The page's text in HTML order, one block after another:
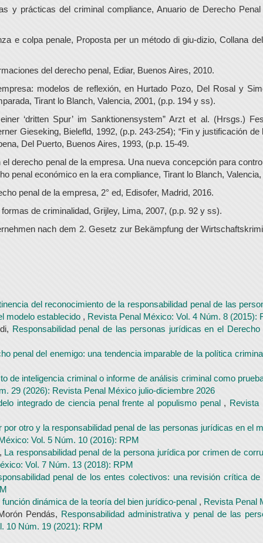
y prácticas del criminal compliance, Anuario de Derecho
e colpa penale, Proposta per un método di giu-dizio, Collana
del derecho penal, Ediar, Buenos Aires, 2010.
modelos de reflexión, en Hurtado Pozo, Del Rosal y
Tirant lo Blanch, Valencia, 2001, (p.p. 194 y ss).
‘dritten Spur’ im Sanktionensystem” Arzt et al. (Hrsgs.)
Gieseking, Bielefld, 1992, (p.p. 243-254); “Fin y justificación
Del Puerto, Buenos Aires, 1993, (p.p. 15-49.
derecho penal de la empresa. Una nueva concepción para
penal económico en la era compliance, Tirant lo Blanch, Valencia,
penal de la empresa, 2° ed, Edisofer, Madrid, 2016.
de criminalidad, Grijley, Lima, 2007, (p.p. 92 y ss).
nach dem 2. Gesetz zur Bekämpfung der
del reconocimiento de la responsabilidad penal de las
modelo establecido , Revista Penal México: Vol. 4 Núm. 8 (2015):
Responsabilidad penal de las personas jurídicas en el
penal del enemigo: una tendencia imparable de la política
de inteligencia criminal o informe de análisis criminal como
29 (2026): Revista Penal México julio-diciembre 2026
integrado de ciencia penal frente al populismo penal , Revista
por otro y la responsabilidad penal de las personas jurídicas en el
Vol. 5 Núm. 10 (2016): RPM
La responsabilidad penal de la persona jurídica por crimen de
Vol. 7 Núm. 13 (2018): RPM
penal de los entes colectivos: una revisión crítica
dinámica de la teoría del bien jurídico-penal , Revista Penal
Pendás, Responsabilidad administrativa y penal de las
10 Núm. 19 (2021): RPM